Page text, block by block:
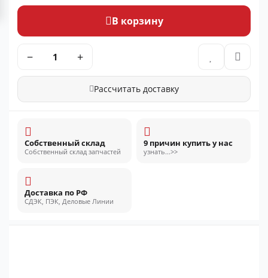
В корзину
− +
Рассчитать доставку
Собственный склад
Собственный склад запчастей
9 причин купить у нас
узнать...>>
Доставка по РФ
СДЭК, ПЭК, Деловые Линии